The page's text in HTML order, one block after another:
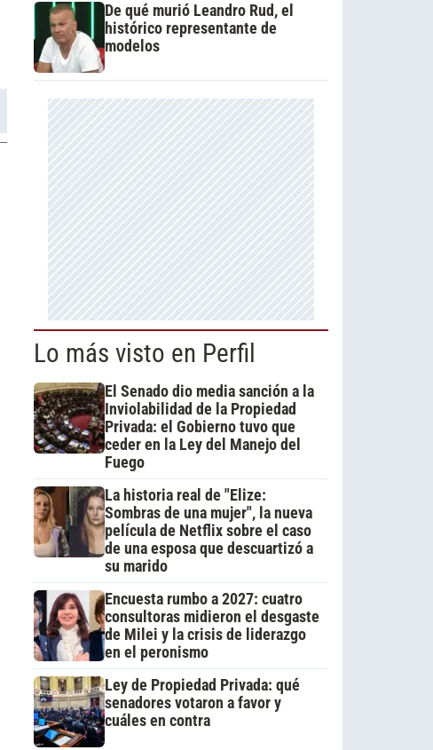
De qué murió Leandro Rud, el
histórico representante de
modelos
Lo más visto en Perfil
El Senado dio media sanción a la
Inviolabilidad de la Propiedad
Privada: el Gobierno tuvo que
ceder en la Ley del Manejo del
Fuego
La historia real de "Elize:
Sombras de una mujer", la nueva
película de Netflix sobre el caso
de una esposa que descuartizó a
su marido
Encuesta rumbo a 2027: cuatro
consultoras midieron el desgaste
de Milei y la crisis de liderazgo
en el peronismo
Ley de Propiedad Privada: qué
senadores votaron a favor y
cuáles en contra